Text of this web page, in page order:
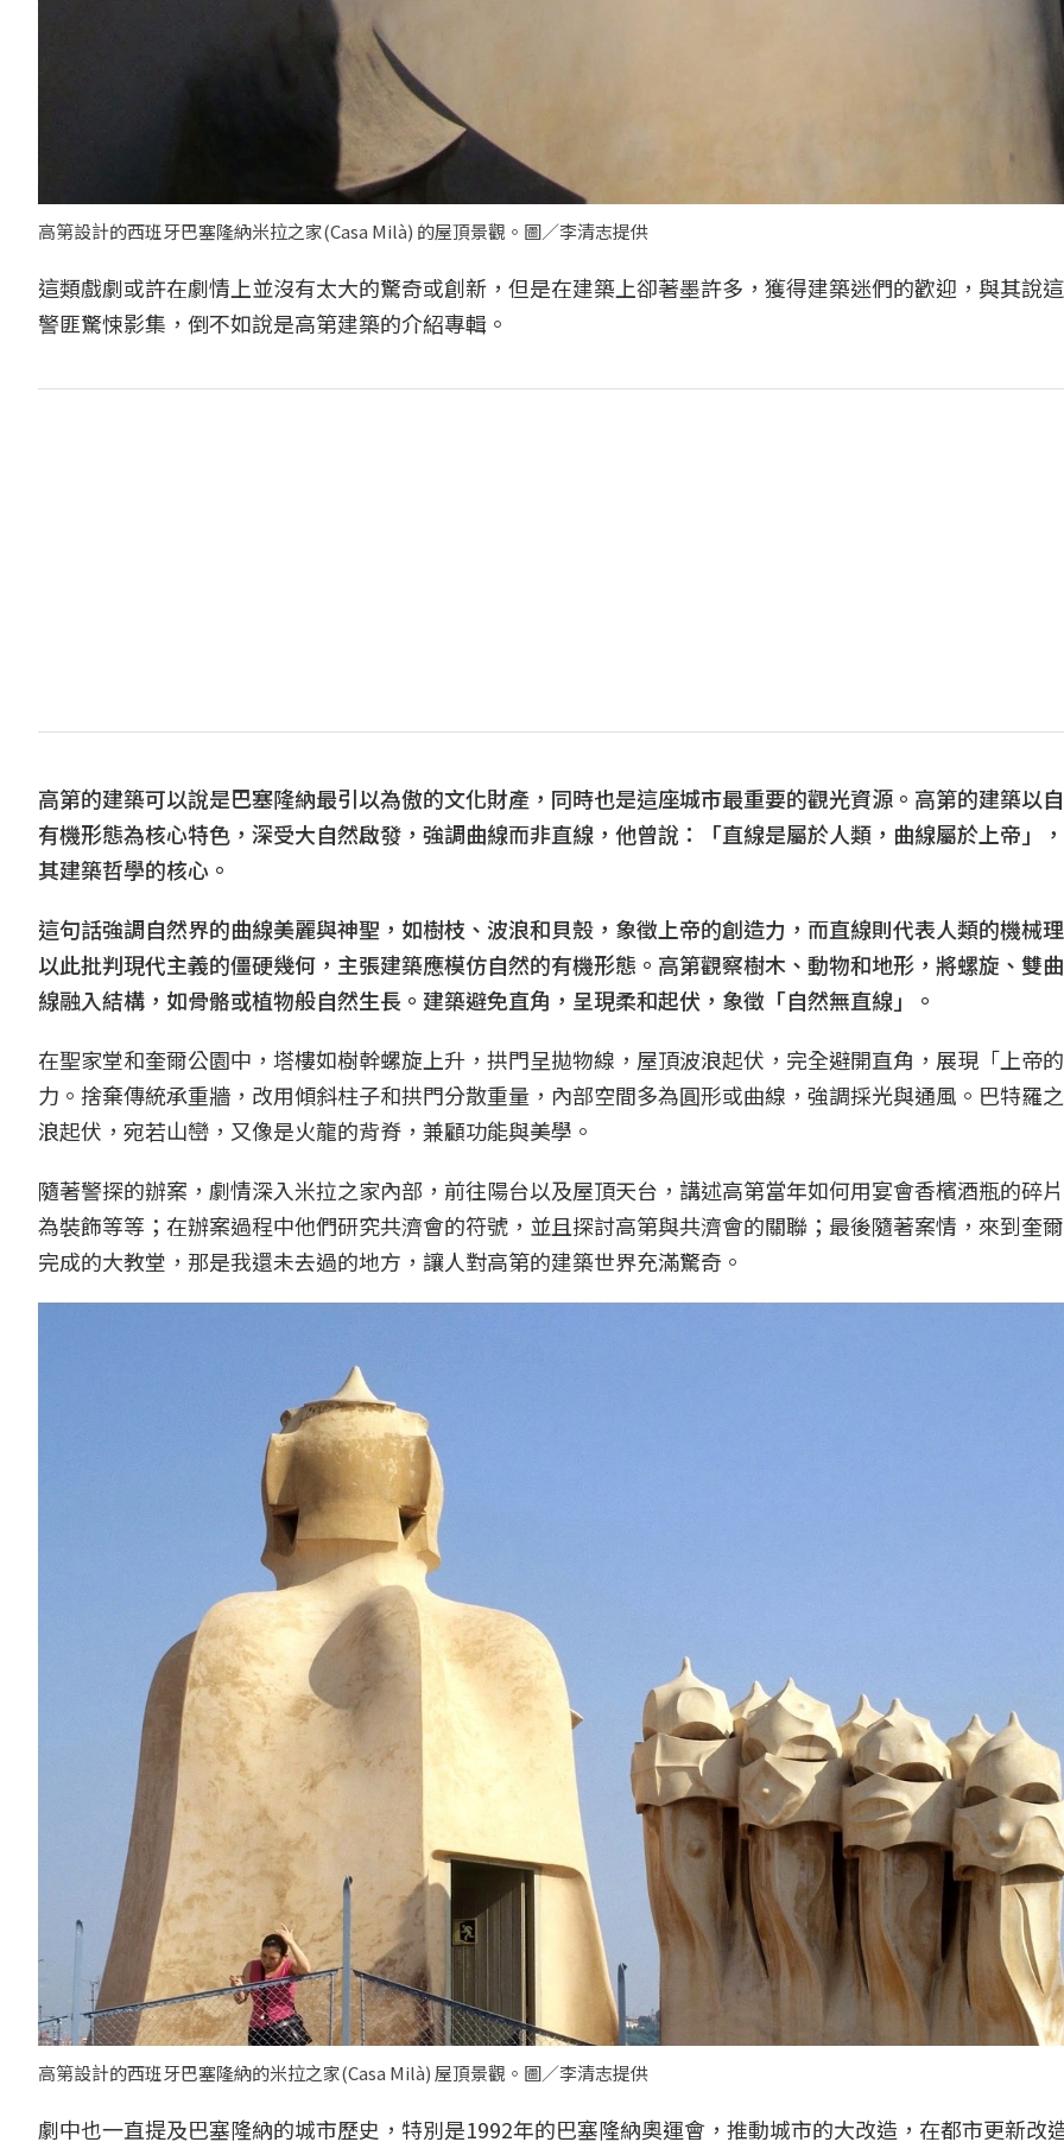
高第設計的西班牙巴塞隆納米拉之家(Casa Milà) 的屋頂景觀。圖／李清志提供
這類戲劇或許在劇情上並沒有太大的驚奇或創新，但是在建築上卻著墨許多，獲得建築迷們的歡迎，與其說
警匪驚悚影集，倒不如說是高第建築的介紹專輯。
高第的建築可以說是巴塞隆納最引以為傲的文化財產，同時也是這座城市最重要的觀光資源。高第的建築以
有機形態為核心特色，深受大自然啟發，強調曲線而非直線，他曾說：「直線是屬於人類，曲線屬於上帝」
其建築哲學的核心。
這句話強調自然界的曲線美麗與神聖，如樹枝、波浪和貝殼，象徵上帝的創造力，而直線則代表人類的機械
以此批判現代主義的僵硬幾何，主張建築應模仿自然的有機形態。高第觀察樹木、動物和地形，將螺旋、雙
線融入結構，如骨骼或植物般自然生長。建築避免直角，呈現柔和起伏，象徵「自然無直線」。
在聖家堂和奎爾公園中，塔樓如樹幹螺旋上升，拱門呈拋物線，屋頂波浪起伏，完全避開直角，展現「上帝
力。捨棄傳統承重牆，改用傾斜柱子和拱門分散重量，內部空間多為圓形或曲線，強調採光與通風。巴特羅
浪起伏，宛若山巒，又像是火龍的背脊，兼顧功能與美學。
隨著警探的辦案，劇情深入米拉之家內部，前往陽台以及屋頂天台，講述高第當年如何用宴會香檳酒瓶的碎
為裝飾等等；在辦案過程中他們研究共濟會的符號，並且探討高第與共濟會的關聯；最後隨著案情，來到奎
完成的大教堂，那是我還未去過的地方，讓人對高第的建築世界充滿驚奇。
高第設計的西班牙巴塞隆納的米拉之家(Casa Milà) 屋頂景觀。圖／李清志提供
劇中也一直提及巴塞隆納的城市歷史，特別是1992年的巴塞隆納奧運會，推動城市的大改造，在都市更新改